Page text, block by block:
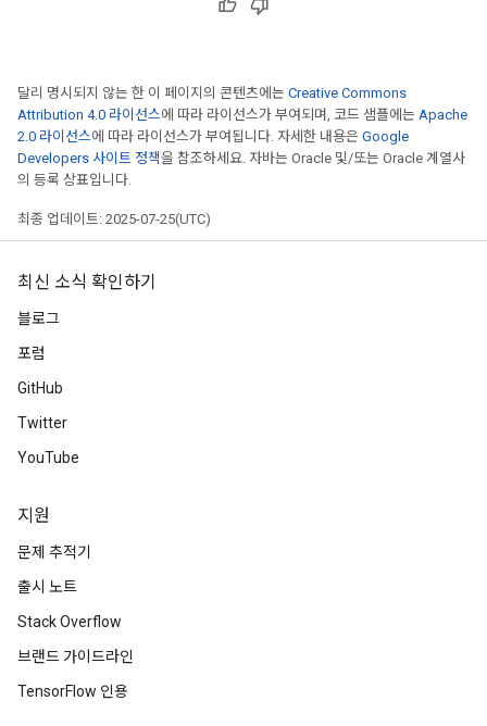
달리 명시되지 않는 한 이 페이지의 콘텐츠에는 Creative Commons
Attribution 4.0 라이선스에 따라 라이선스가 부여되며, 코드 샘플에는 Apache
2.0 라이선스에 따라 라이선스가 부여됩니다. 자세한 내용은 Google
Developers 사이트 정책을 참조하세요. 자바는 Oracle 및/또는 Oracle 계열사
의 등록 상표입니다.
최종 업데이트: 2025-07-25(UTC)
최신 소식 확인하기
블로그
포럼
GitHub
Twitter
YouTube
지원
문제 추적기
출시 노트
Stack Overflow
브랜드 가이드라인
TensorFlow 인용